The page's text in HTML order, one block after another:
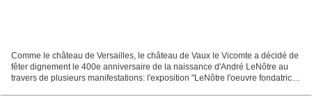
Comme le château de Versailles, le château de Vaux le Vicomte a décidé de
fêter dignement le 400e anniversaire de la naissance d'André LeNôtre au
travers de plusieurs manifestations: l'exposition "LeNôtre l'oeuvre fondatrice"